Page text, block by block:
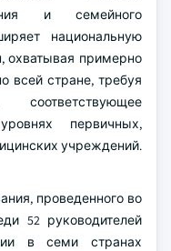
и семейного
национальную
охватывая примерно
всей стране, требуя
соответствующее
первичных,
учреждений.
проведенного во
52 руководителей
в семи странах